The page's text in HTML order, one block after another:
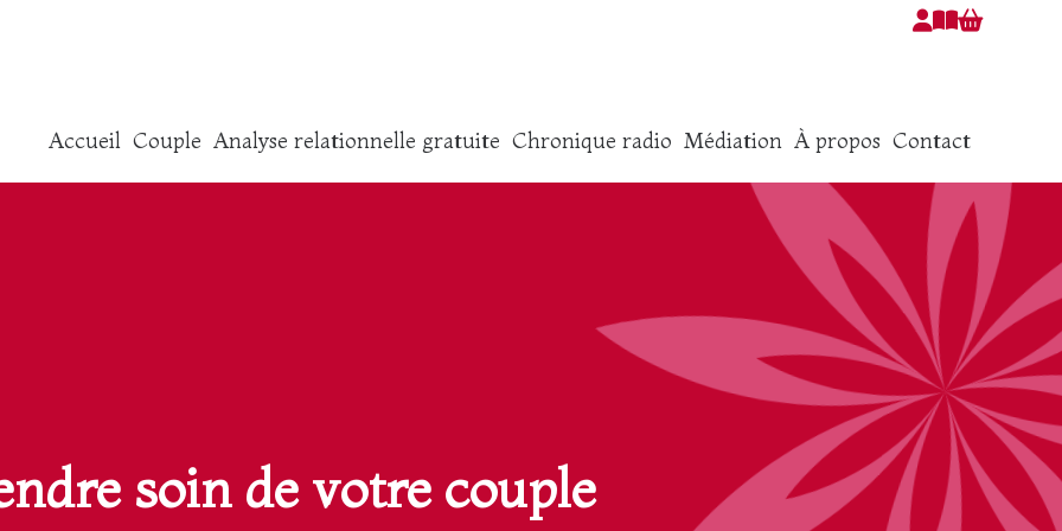
Accueil Couple Analyse relationnelle gratuite Chronique radio Médiation À propos Contact
soin de votre couple